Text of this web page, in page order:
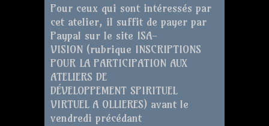
Pour ceux qui sont intéressés par
cet atelier, il suffit de payer par
Paypal sur le site ISA-
VISION (rubrique INSCRIPTIONS
POUR LA PARTICIPATION AUX
ATELIERS DE
DÉVELOPPEMENT SPIRITUEL
VIRTUEL A OLLIERES) avant le
vendredi précédant